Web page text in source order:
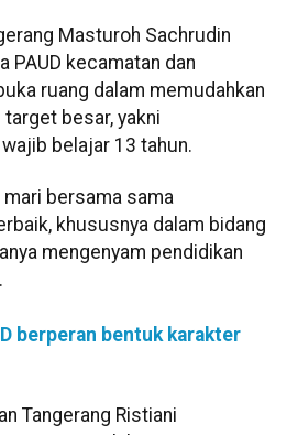
Masturoh Sachrudin
PAUD kecamatan dan
ruang dalam memudahkan
besar, yakni
belajar 13 tahun.
bersama sama
khususnya dalam bidang
mengenyam pendidikan
berperan bentuk karakter
Tangerang Ristiani